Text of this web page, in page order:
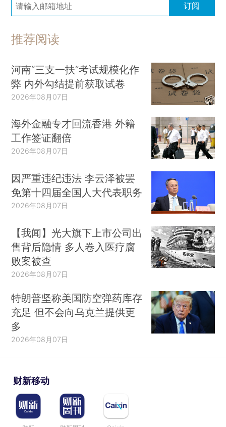
订阅
推荐阅读
河南“三支一扶”考试规模化作
弊 内外勾结提前获取试卷
2026年08月07日
海外金融专才回流香港 外籍
工作签证翻倍
2026年08月07日
因严重违纪违法 李云泽被罢
免第十四届全国人大代表职务
2026年08月07日
【我闻】光大旗下上市公司出
售背后隐情 多人卷入医疗腐
败案被查
2026年08月07日
特朗普坚称美国防空弹药库存
充足 但不会向乌克兰提供更
多
2026年08月07日
财新移动